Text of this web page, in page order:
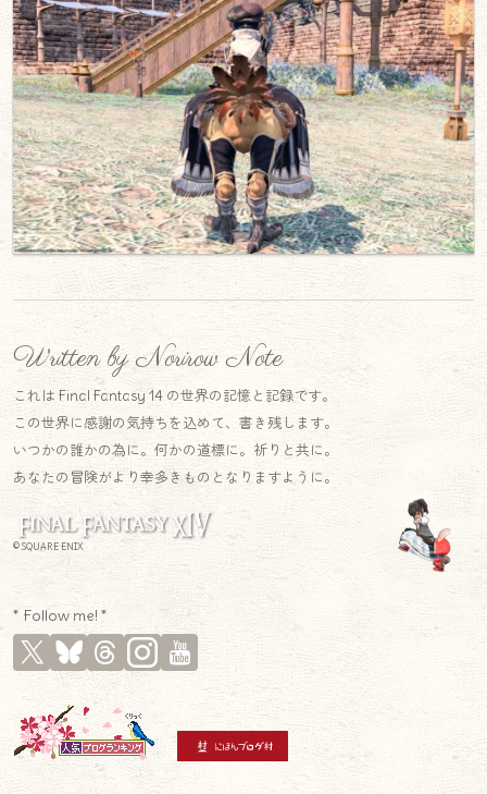
Written by Norirow Note
これは Final Fantasy 14 の世界の記憶と記録です。
この世界に感謝の気持ちを込めて、書き残します。
いつかの誰かの為に。何かの道標に。祈りと共に。
あなたの冒険がより幸多きものとなりますように。
© SQUARE ENIX
* Follow me! *